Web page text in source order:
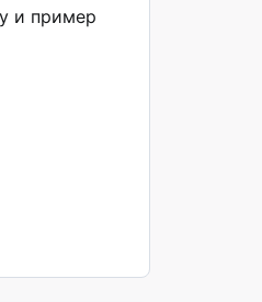
и пример